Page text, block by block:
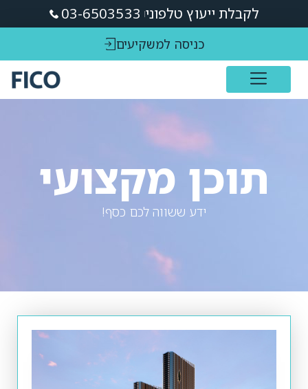
לקבלת ייעוץ טלפוני 03-6503533
כניסה למשקיעים
תוכן מקצועי
ידע ששווה לכם כסף!